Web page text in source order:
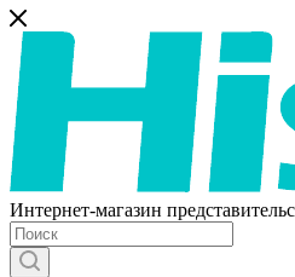
Интернет-магазин